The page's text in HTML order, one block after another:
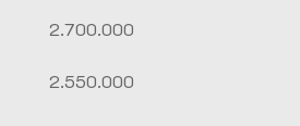
2.700.000
2.550.000